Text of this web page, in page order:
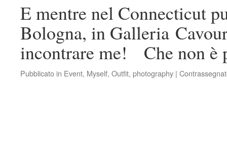
E mentre nel Connecticut
Bologna, in Galleria
incontrare me! Che non è
Pubblicato in Event, Myself, Outfit, photography |